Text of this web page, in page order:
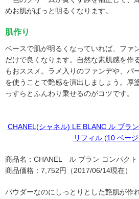
めお肌がぱっと明るくなります。
肌作り
ベースで肌が明るくなっていれば、ファ
だけで良くなります。自然な素肌感を作
もおススメ。ラメ入りのファンデや、パ
を使うことで艶感を演出しましょう。厚
っすらとふんわり乗せるのがコツです。
CHANEL(シャネル) LE BLANC ル ブラ
リフィル (10 ベー
商品名：CHANEL ル ブラン コンパクト
商品価格：7,752円（2017/06/14現在）
パウダーなのにしっとりとした艶肌が作